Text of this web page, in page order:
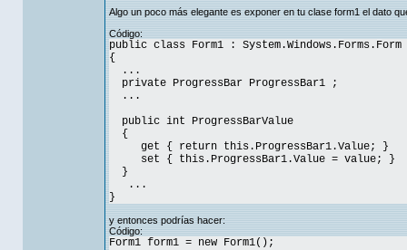
Algo un poco más elegante es exponer en tu clase form1 el dato
Código:
public class Form1 : System.Windows.Forms.Form
{
...
private ProgressBar ProgressBar1 ;
...
public int ProgressBarValue
{
get { return this.ProgressBar1.Value; }
set { this.ProgressBar1.Value = value; }
}
...
}
y entonces podrías hacer:
Código:
Form1 form1 = new Form1();